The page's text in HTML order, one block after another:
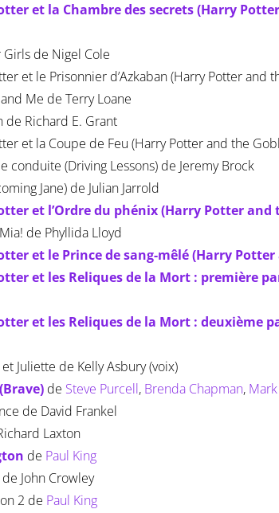
et la Chambre des secrets (Harry
de Nigel Cole
et le Prisonnier d’Azkaban (Harry Potter and
Me de Terry Loane
de Richard E. Grant
et la Coupe de Feu (Harry Potter and the
conduite (Driving Lessons) de Jeremy Brock
Jane) de Julian Jarrold
et l’Ordre du phénix (Harry Potter
de Phyllida Lloyd
et le Prince de sang-mêlé (Harry
et les Reliques de la Mort : première
et les Reliques de la Mort : deuxième
Juliette de Kelly Asbury (voix)
de Steve Purcell, Brenda Chapman,
de David Frankel
Laxton
de Paul King
John Crowley
2 de Paul King